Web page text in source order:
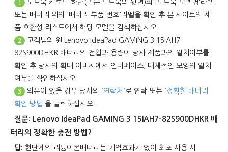
1
노트북 키보드 하단(또는 노트북의 뒷면)의 '노트북 모델명'라벨
또는 배터리 위의 '배터리 부품 번호'라벨을 확인 후 본 사이트의 제
품 호환성 리스트에서 해당 모델을 검색하십시오.
2 고객님의 원
Lenovo IdeaPad GAMING 3 15IAH7-
82S900DHKR 배터리 의 전압과 용량이 당사 제품과의 일치여부를
확인 후 당사의 확대 이미지에서 인터페이스, 대체적인 모양의 일치
여부를 확인하십시오.
3 의문이 있을 경우 당사의 '연락처'로 연락 또는 '정확한 배터리
확인 방법'을 클릭하십시오.
질문: Lenovo IdeaPad GAMING 3 15IAH7-82S900DHKR 배
터리의 정확한 충전 방법?
답: 현단계의 리튬이온배터리는 기억효과가 없어 최초 사용 시